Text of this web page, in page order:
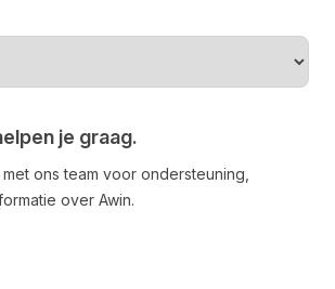
je graag.
ons team voor ondersteuning,
over Awin.